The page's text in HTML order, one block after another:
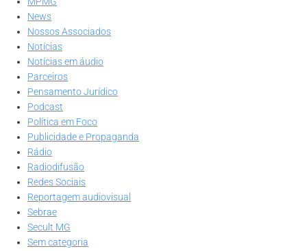
News
Nossos Associados
Notícias
Notícias em áudio
Parceiros
Pensamento Jurídico
Podcast
Política em Foco
Publicidade e Propaganda
Rádio
Radiodifusão
Redes Sociais
Reportagem audiovisual
Sebrae
Secult MG
Sem categoria